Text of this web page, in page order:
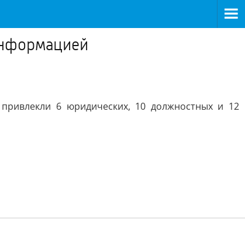
6 юридических, 10 должностных и 12